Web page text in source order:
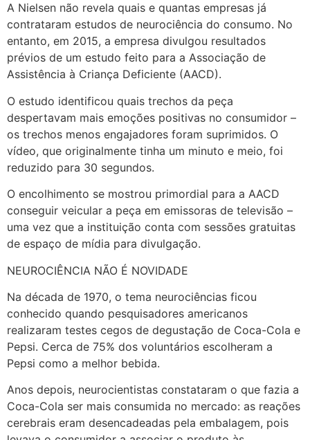
A Nielsen não revela quais e quantas empresas já
contrataram estudos de neurociência do consumo. No
entanto, em 2015, a empresa divulgou resultados
prévios de um estudo feito para a Associação de
Assistência à Criança Deficiente (AACD).
O estudo identificou quais trechos da peça
despertavam mais emoções positivas no consumidor –
os trechos menos engajadores foram suprimidos. O
vídeo, que originalmente tinha um minuto e meio, foi
reduzido para 30 segundos.
O encolhimento se mostrou primordial para a AACD
conseguir veicular a peça em emissoras de televisão –
uma vez que a instituição conta com sessões gratuitas
de espaço de mídia para divulgação.
NEUROCIÊNCIA NÃO É NOVIDADE
Na década de 1970, o tema neurociências ficou
conhecido quando pesquisadores americanos
realizaram testes cegos de degustação de Coca-Cola e
Pepsi. Cerca de 75% dos voluntários escolheram a
Pepsi como a melhor bebida.
Anos depois, neurocientistas constataram o que fazia a
Coca-Cola ser mais consumida no mercado: as reações
cerebrais eram desencadeadas pela embalagem, pois